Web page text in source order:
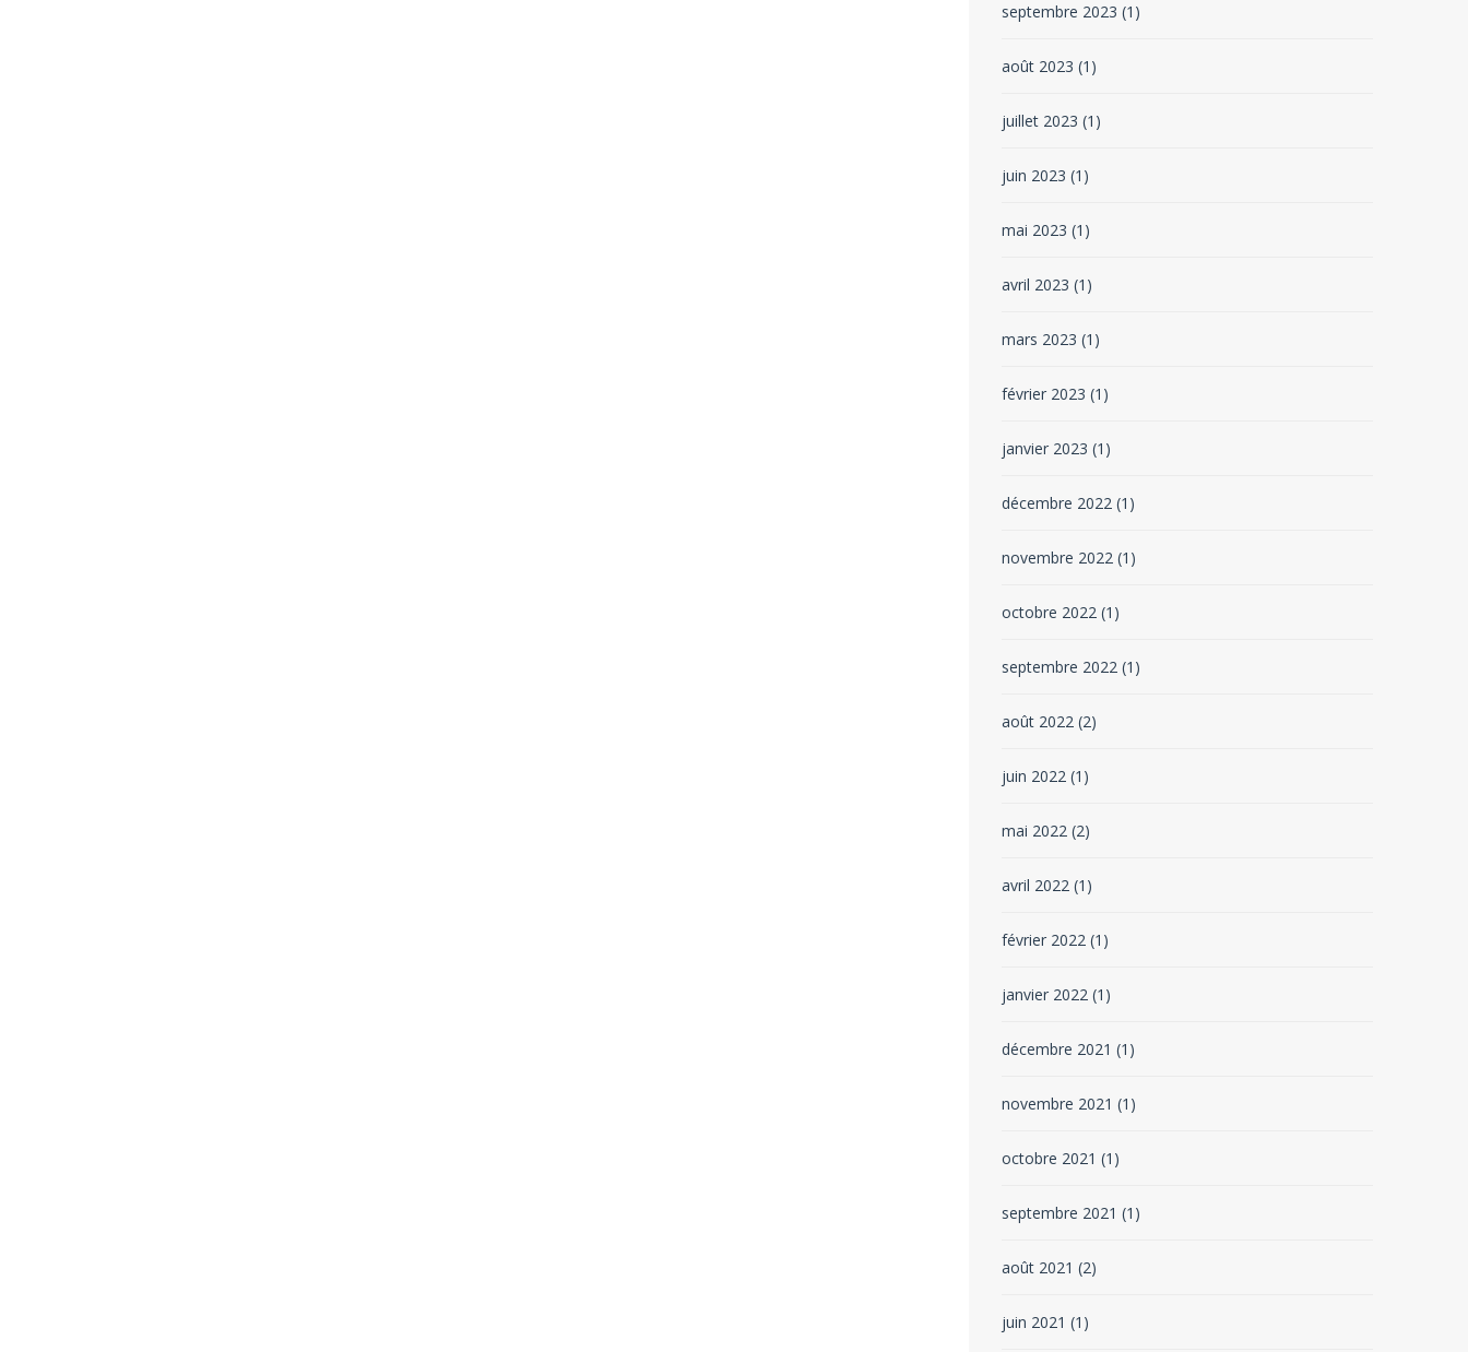
septembre 2023 (1)
août 2023 (1)
juillet 2023 (1)
juin 2023 (1)
mai 2023 (1)
avril 2023 (1)
mars 2023 (1)
février 2023 (1)
janvier 2023 (1)
décembre 2022 (1)
novembre 2022 (1)
octobre 2022 (1)
septembre 2022 (1)
août 2022 (2)
juin 2022 (1)
mai 2022 (2)
avril 2022 (1)
février 2022 (1)
janvier 2022 (1)
décembre 2021 (1)
novembre 2021 (1)
octobre 2021 (1)
septembre 2021 (1)
août 2021 (2)
juin 2021 (1)